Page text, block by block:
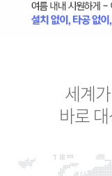
세계
바로